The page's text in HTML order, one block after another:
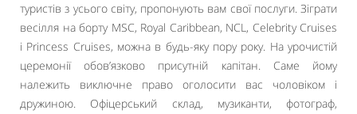
туристів з усього світу, пропонують вам свої послуги. Зіграти
весілля на борту MSC, Royal Caribbean, NCL, Celebrity Cruises
і Princess Cruises, можна в будь-яку пору року. На урочистій
церемонії обов’язково присутній капітан. Саме йому
належить виключне право оголосити вас чоловіком і
дружиною. Офіцерський склад, музиканти, фотограф,